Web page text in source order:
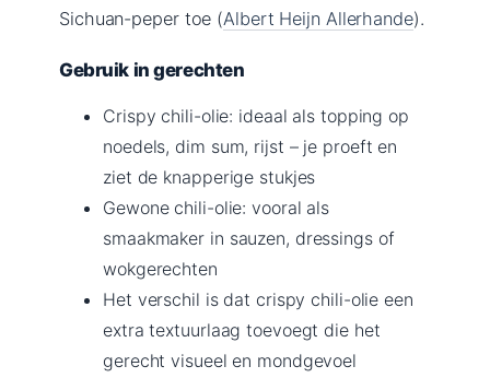
Sichuan-peper toe (Albert Heijn Allerhande).
Gebruik in gerechten
Crispy chili-olie: ideaal als topping op
noedels, dim sum, rijst – je proeft en
ziet de knapperige stukjes
Gewone chili-olie: vooral als
smaakmaker in sauzen, dressings of
wokgerechten
Het verschil is dat crispy chili-olie een
extra textuurlaag toevoegt die het
gerecht visueel en mondgevoel